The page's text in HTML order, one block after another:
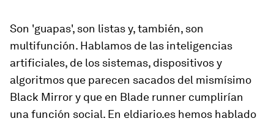
Son 'guapas', son listas y, también, son
multifunción. Hablamos de las inteligencias
artificiales, de los sistemas, dispositivos y
algoritmos que parecen sacados del mismísimo
Black Mirrory que en Blade runner cumplirían
una función social. En eldiario.es hemos hablado